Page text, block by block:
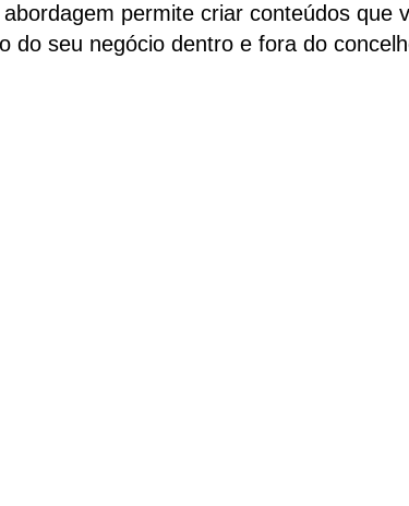
permite criar conteúdos que
do seu negócio dentro e fora do